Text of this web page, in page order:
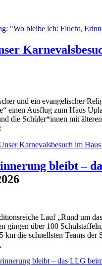
"Wo bleibe ich: Flucht,
und ein evangelischer
einen Ausflug zum Haus
die Schüler*innen mit
Karnevalsbesuch im
bleibt –
Lauf „Rund um
gingen über 100
km die schnellsten Teams
bleibt – das LLG